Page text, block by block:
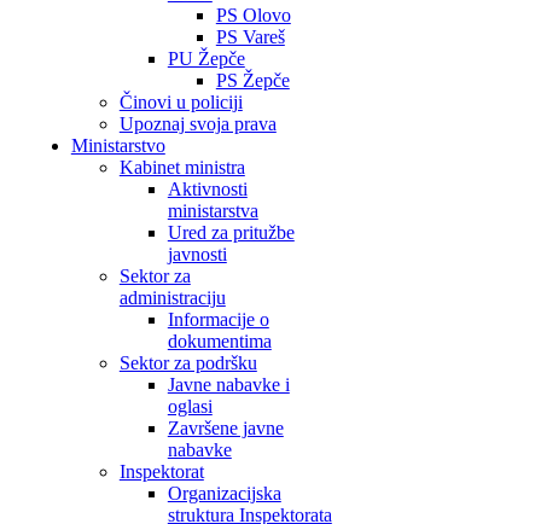
PS Olovo
PS Vareš
PU Žepče
PS Žepče
Činovi u policiji
Upoznaj svoja prava
Ministarstvo
Kabinet ministra
Aktivnosti
ministarstva
Ured za pritužbe
javnosti
Sektor za
administraciju
Informacije o
dokumentima
Sektor za podršku
Javne nabavke i
oglasi
Završene javne
nabavke
Inspektorat
Organizacijska
struktura Inspektorata